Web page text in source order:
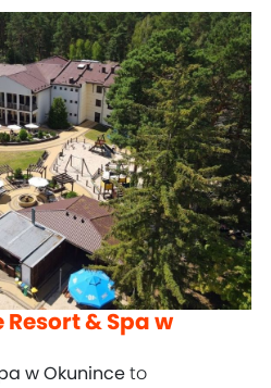
Resort & Spa w
w Okunince to